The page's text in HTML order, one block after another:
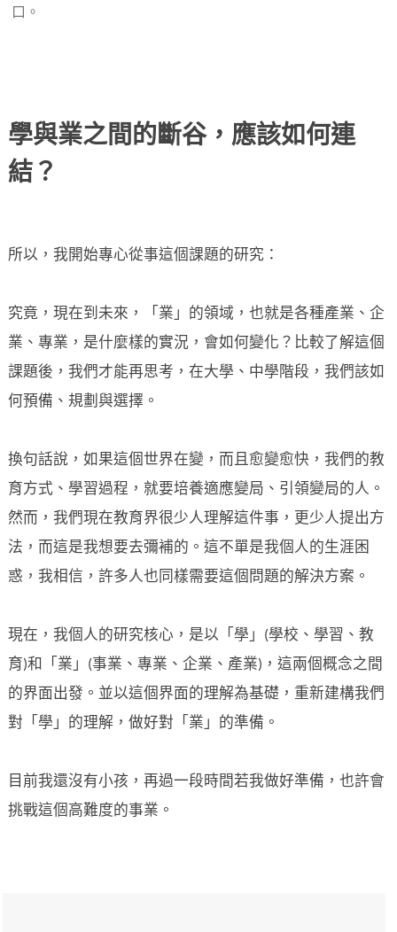
口。
學與業之間的斷谷，應該如何連
結？
所以，我開始專心從事這個課題的研究：
究竟，現在到未來，「業」的領域，也就是各種產業、企
業、專業，是什麼樣的實況，會如何變化？比較了解這個
課題後，我們才能再思考，在大學、中學階段，我們該如
何預備、規劃與選擇。
換句話說，如果這個世界在變，而且愈變愈快，我們的教
育方式、學習過程，就要培養適應變局、引領變局的人。
然而，我們現在教育界很少人理解這件事，更少人提出方
法，而這是我想要去彌補的。這不單是我個人的生涯困
惑，我相信，許多人也同樣需要這個問題的解決方案。
現在，我個人的研究核心，是以「學」(學校、學習、教
育)和「業」(事業、專業、企業、產業)，這兩個概念之間
的界面出發。並以這個界面的理解為基礎，重新建構我們
對「學」的理解，做好對「業」的準備。
目前我還沒有小孩，再過一段時間若我做好準備，也許會
挑戰這個高難度的事業。